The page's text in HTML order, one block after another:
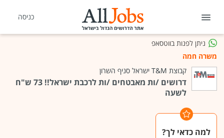
כניסה
ניתן לפנות בווטסאפ
משרה חמה
קבוצת T&M ישראל סניף השרון
דרושים /ות מאבטחים /ות לרכבת ישראל!! 73 ש"ח
לשעה
למה כדאי לך?